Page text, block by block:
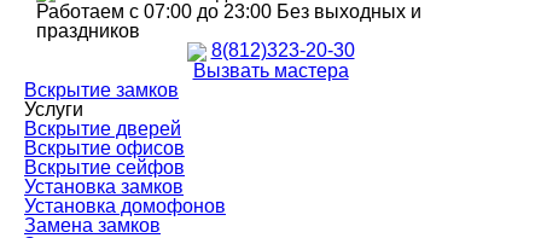
Работаем с 07:00 до 23:00 Без выходных и
праздников
8(812)323-20-30
Вызвать мастера
Вскрытие замков
Услуги
Вскрытие дверей
Вскрытие офисов
Вскрытие сейфов
Установка замков
Установка домофонов
Замена замков